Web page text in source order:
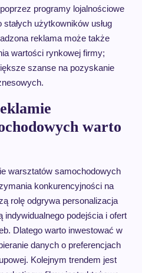
programy lojalnościowe
użytkowników usług
reklama może także
wartości rynkowej firmy;
szanse na pozyskanie
warto
warsztatów samochodowych
konkurencyjności na
rolę odgrywa personalizacja
podejścia i ofert
Dlatego warto inwestować w
danych o preferencjach
Kolejnym trendem jest